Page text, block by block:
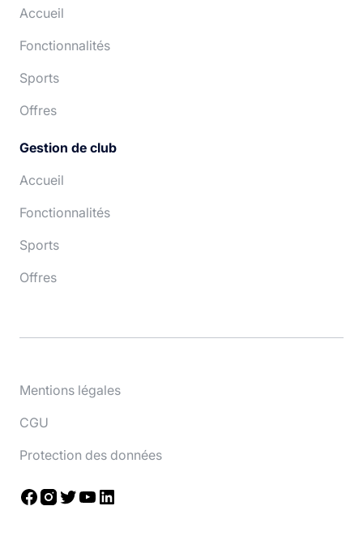
Accueil
Fonctionnalités
Sports
Offres
Gestion de club
Accueil
Fonctionnalités
Sports
Offres
Mentions légales
CGU
Protection des données
Facebook
Instagram
TwitterYouTube